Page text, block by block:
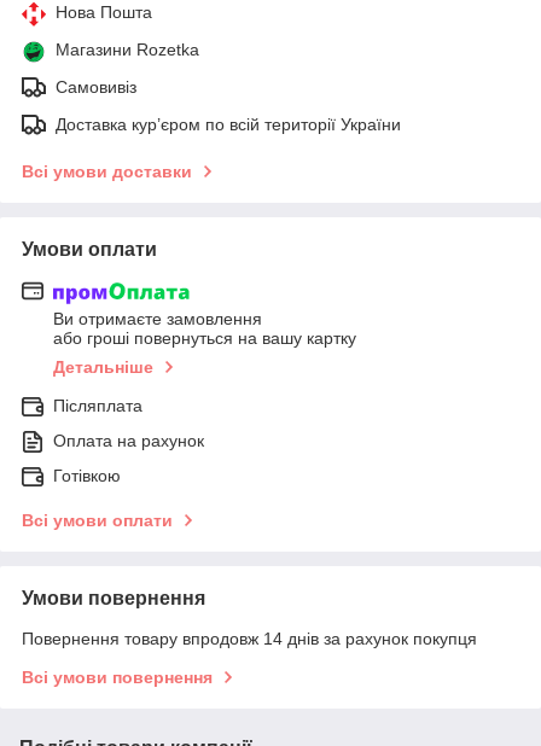
Нова Пошта
Магазини Rozetka
Самовивіз
Доставка кур’єром по всій території України
Всі умови доставки
Умови оплати
Ви отримаєте замовлення
або гроші повернуться на вашу картку
Детальніше
Післяплата
Оплата на рахунок
Готівкою
Всі умови оплати
Умови повернення
Повернення товару впродовж 14 днів за рахунок покупця
Всі умови повернення